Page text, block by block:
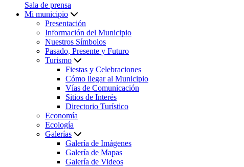
Sala de prensa
Mi municipio
Presentación
Información del Municipio
Nuestros Símbolos
Pasado, Presente y Futuro
Turismo
Fiestas y Celebraciones
Cómo llegar al Municipio
Vías de Comunicación
Sitios de Interés
Directorio Turístico
Economía
Ecología
Galerías
Galería de Imágenes
Galería de Mapas
Galería de Videos